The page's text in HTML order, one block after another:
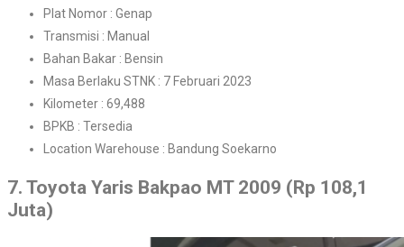
Plat Nomor : Genap
Transmisi : Manual
Bahan Bakar : Bensin
Masa Berlaku STNK : 7 Februari 2023
Kilometer : 69,488
BPKB : Tersedia
Location Warehouse : Bandung Soekarno
7. Toyota Yaris Bakpao MT 2009 (Rp 108,1
Juta)